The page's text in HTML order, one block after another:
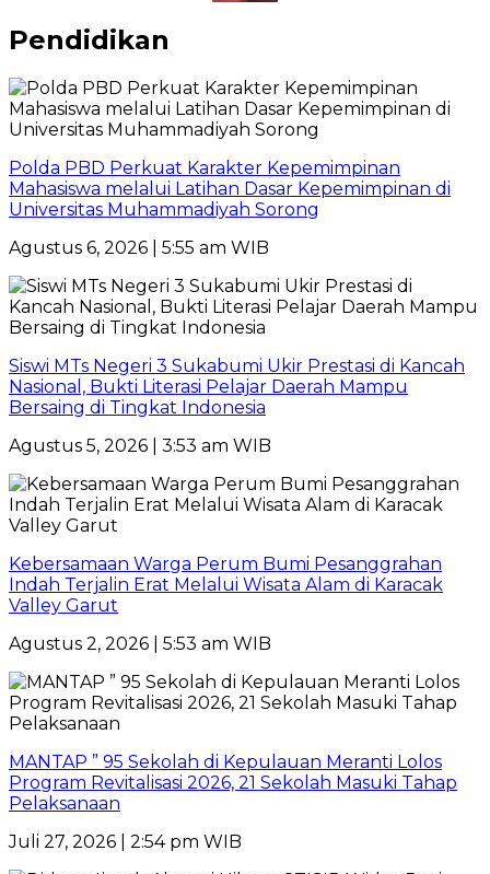
Pendidikan
Polda PBD Perkuat Karakter Kepemimpinan
Mahasiswa melalui Latihan Dasar Kepemimpinan di
Universitas Muhammadiyah Sorong
Agustus 6, 2026 | 5:55 am WIB
Siswi MTs Negeri 3 Sukabumi Ukir Prestasi di Kancah
Nasional, Bukti Literasi Pelajar Daerah Mampu
Bersaing di Tingkat Indonesia
Agustus 5, 2026 | 3:53 am WIB
Kebersamaan Warga Perum Bumi Pesanggrahan
Indah Terjalin Erat Melalui Wisata Alam di Karacak
Valley Garut
Agustus 2, 2026 | 5:53 am WIB
MANTAP ” 95 Sekolah di Kepulauan Meranti Lolos
Program Revitalisasi 2026, 21 Sekolah Masuki Tahap
Pelaksanaan
Juli 27, 2026 | 2:54 pm WIB